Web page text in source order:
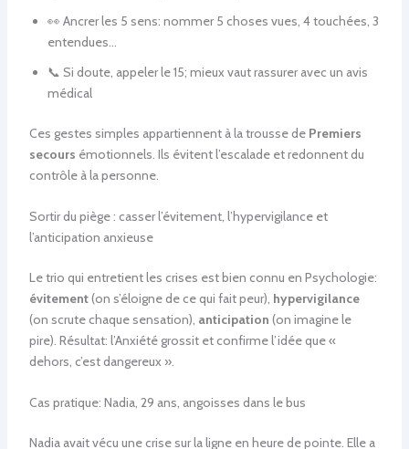
👀 Ancrer les 5 sens: nommer 5 choses vues, 4 touchées, 3
entendues…
📞 Si doute, appeler le 15; mieux vaut rassurer avec un avis
médical
Ces gestes simples appartiennent à la trousse de Premiers
secours émotionnels. Ils évitent l’escalade et redonnent du
contrôle à la personne.
Sortir du piège : casser l’évitement, l’hypervigilance et
l’anticipation anxieuse
Le trio qui entretient les crises est bien connu en Psychologie:
évitement(on s’éloigne de ce qui fait peur), hypervigilance
(on scrute chaque sensation), anticipation (on imagine le
pire). Résultat: l’Anxiété grossit et confirme l’idée que «
dehors, c’est dangereux ».
Cas pratique: Nadia, 29 ans, angoisses dans le bus
Nadia avait vécu une crise sur la ligne en heure de pointe. Elle a